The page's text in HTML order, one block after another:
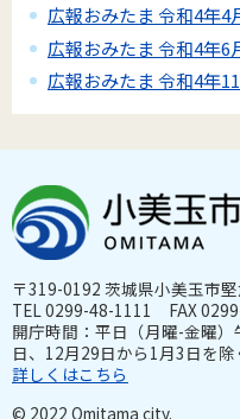
広報おみたま 令和4年4
広報おみたま 令和4年6
広報おみたま 令和4年
〒319-0192 茨城県小美玉市
TEL 0299-48-1111 FAX
開庁時間：平日（月曜-金曜
日、12月29日から1月3日を除
詳しくはこちら
© 2022 Omitama city.